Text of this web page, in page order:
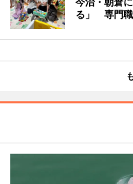
る」 専門職